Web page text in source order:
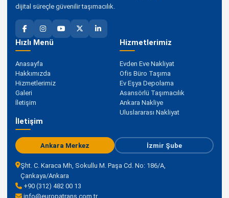
dijital süreçle güvenilir taşımacılık.
Hızlı Menü
Anasayfa
Hakkımızda
Hizmetlerimiz
Galeri
İletişim
Hizmetlerimiz
Evden Eve Nakliyat
Ofis Büro Taşıma
Ev Eşya Depolama
Asansörlü Taşımacılık
Ankara Nakliye
Uluslararası Nakliyat
İletişim
Ankara Merkez İzmir Şube
Şht. C. Karaca Mh, Sokullu M. Paşa Cd. No: 186/A,
Çankaya/Ankara
+90 (312) 482 00 13
info@europatrans.com.tr